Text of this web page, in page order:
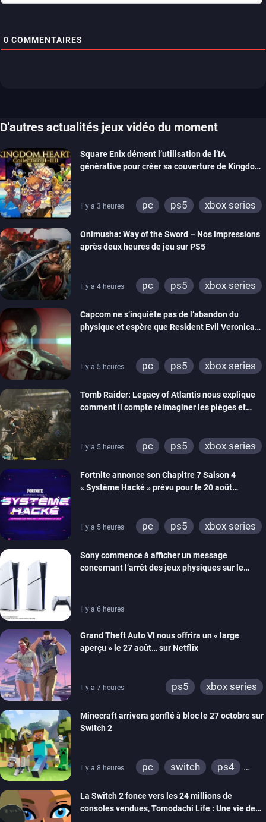
0 COMMENTAIRES
D'autres actualités jeux vidéo du moment
Square Enix dément l’utilisation de l’IA
générative pour créer sa couverture de Kingdom
Il y a 3 heures pc ps5
xbox series
Onimusha: Way of the Sword – Nos impressions
après deux heures de jeu sur PS5
Il y a 4 heures pc ps5
xbox series
Capcom ne s’inquiète pas de l’abandon du
physique et espère que Resident Evil Veronica
Il y a 5 heures pc ps5
xbox series
Tomb Raider: Legacy of Atlantis nous explique
comment il compte réimaginer les pièges et
Il y a 5 heures pc ps5
xbox series
Fortnite annonce son Chapitre 7 Saison 4
« Système Hacké » prévu pour le 20 août
Il y a 5 heures pc ps5
xbox series
ps4
xbox one
switch 2
Sony commence à afficher un message
concernant l’arrêt des jeux physiques sur le
Il y a 6 heures
Grand Theft Auto VI nous offrira un « large
aperçu » le 27 août… sur Netflix
Il y a 7 heures ps5 xbox series
Minecraft arrivera gonflé à bloc le 27 octobre sur
Switch 2
Il y a 8 heures pc switch
ps4
wiiu
3ds
ps3
xbox 360
switch 2
La Switch 2 fonce vers les 24 millions de
consoles vendues, Tomodachi Life : Une vie de